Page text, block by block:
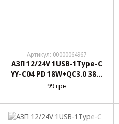
Артикул: 00000064967
АЗП 12/24V 1USB-1Type-C
YY-C04 PD 18W+QC3.0 38W
(mini) Черная
99 грн